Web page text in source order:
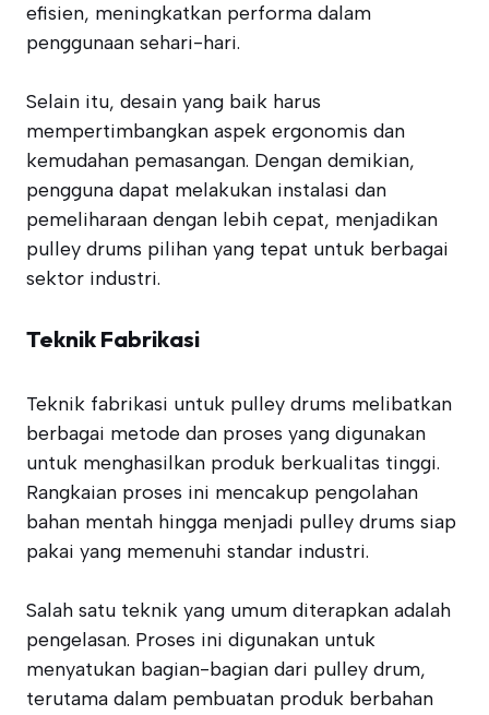
efisien, meningkatkan performa dalam
penggunaan sehari-hari.
Selain itu, desain yang baik harus
mempertimbangkan aspek ergonomis dan
kemudahan pemasangan. Dengan demikian,
pengguna dapat melakukan instalasi dan
pemeliharaan dengan lebih cepat, menjadikan
pulley drums pilihan yang tepat untuk berbagai
sektor industri.
Teknik Fabrikasi
Teknik fabrikasi untuk pulley drums melibatkan
berbagai metode dan proses yang digunakan
untuk menghasilkan produk berkualitas tinggi.
Rangkaian proses ini mencakup pengolahan
bahan mentah hingga menjadi pulley drums siap
pakai yang memenuhi standar industri.
Salah satu teknik yang umum diterapkan adalah
pengelasan. Proses ini digunakan untuk
menyatukan bagian-bagian dari pulley drum,
terutama dalam pembuatan produk berbahan